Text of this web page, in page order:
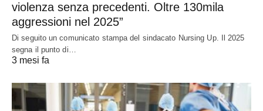
violenza senza precedenti. Oltre 130mila
aggressioni nel 2025”
Di seguito un comunicato stampa del sindacato Nursing Up. Il 2025
segna il punto di…
3 mesi fa